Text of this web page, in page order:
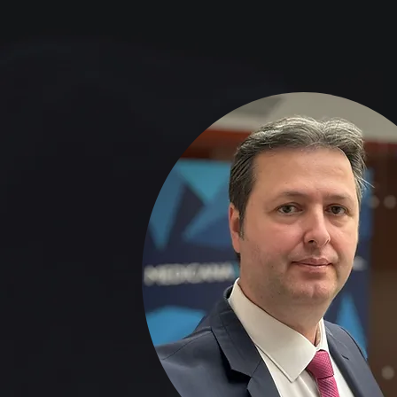
Prof.